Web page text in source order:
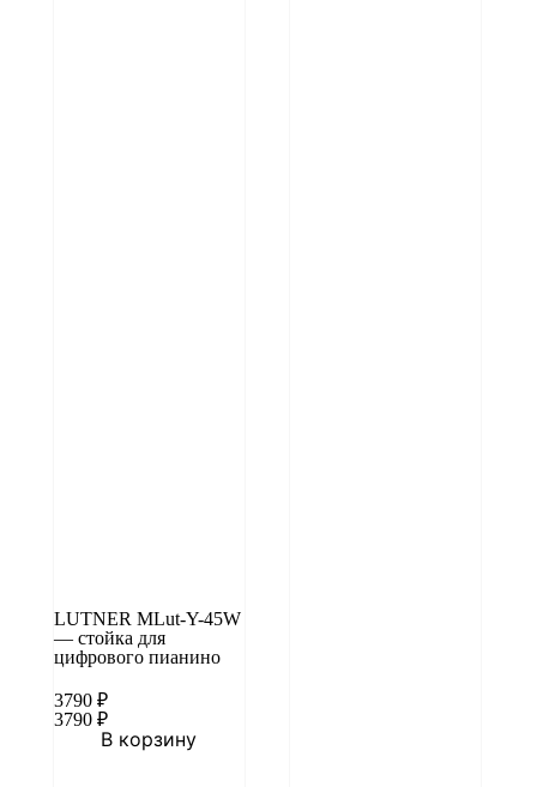
LUTNER MLut-Y-45W
— стойка для
цифрового пианино
3790 ₽
3790 ₽
В корзину